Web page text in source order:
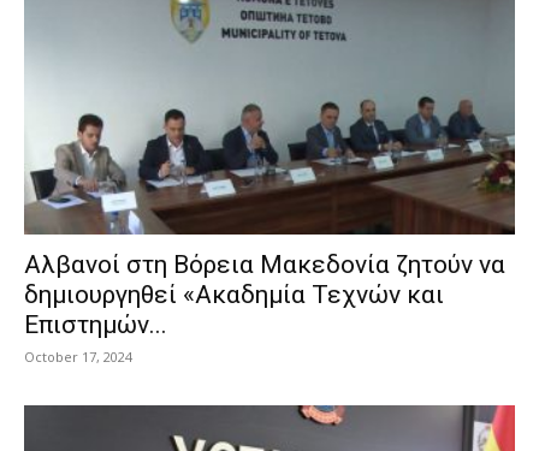
Αλβανοί στη Βόρεια Μακεδονία ζητούν να
δημιουργηθεί «Ακαδημία Τεχνών και
Επιστημών...
October 17, 2024